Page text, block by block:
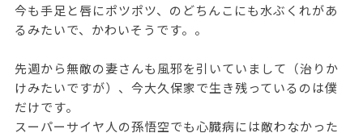
今も手足と唇にポツポツ、のどちんこにも水ぶくれがあ
るみたいで、かわいそうです。。
先週から無敵の妻さんも風邪を引いていまして（治りか
けみたいですが）、今大久保家で生き残っているのは僕
だけです。
スーパーサイヤ人の孫悟空でも心臓病には敵わなかった